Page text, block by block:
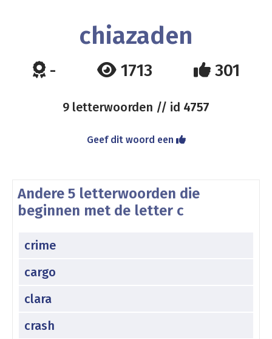
chiazaden
- 1713 301
9 letterwoorden // id 4757
Geef dit woord een
Andere 5 letterwoorden die
beginnen met de letter c
crime
cargo
clara
crash